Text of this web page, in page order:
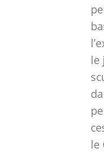
le
le